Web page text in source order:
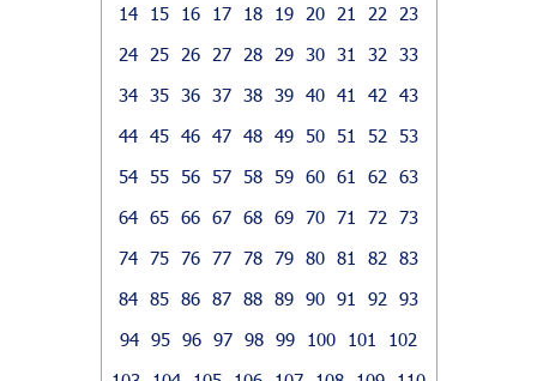
14
15 16 17 18 19 20 21 22
23
24
25 26 27 28 29 30 31 32
33
34 35 36 37 38 39 40 41 42
43
44 45 46 47 48 49 50 51 52
53
54 55 56 57 58 59 60 61 62
63
64 65 66 67 68 69 70 71 72
73
74 75 76 77 78 79 80 81 82
83
84 85 86 87 88 89 90 91 92
93
94 95 96 97 98 99 100 101
102